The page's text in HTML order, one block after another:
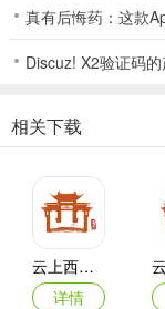
求。
4、教育服务：包含
5、便民服务：统一收
真有后悔药：这款
Discuz! X2验证码
相关下载
云上西山官方版
详情